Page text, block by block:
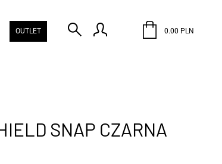
OUTLET 0.00 PLN
SNAP CZARNA